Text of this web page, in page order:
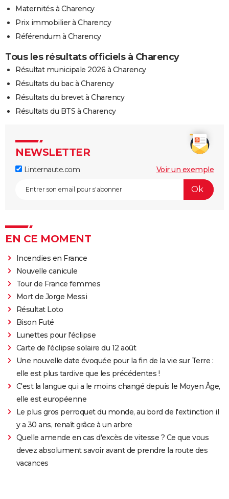
Maternités à Charency
Prix immobilier à Charency
Référendum à Charency
Tous les résultats officiels à Charency
Résultat municipale 2026 à Charency
Résultats du bac à Charency
Résultats du brevet à Charency
Résultats du BTS à Charency
NEWSLETTER
Linternaute.com Voir un exemple
EN CE MOMENT
Incendies en France
Nouvelle canicule
Tour de France femmes
Mort de Jorge Messi
Résultat Loto
Bison Futé
Lunettes pour l'éclipse
Carte de l'éclipse solaire du 12 août
Une nouvelle date évoquée pour la fin de la vie sur Terre :
elle est plus tardive que les précédentes !
C'est la langue qui a le moins changé depuis le Moyen Âge,
elle est européenne
Le plus gros perroquet du monde, au bord de l'extinction il
y a 30 ans, renaît grâce à un arbre
Quelle amende en cas d'excès de vitesse ? Ce que vous
devez absolument savoir avant de prendre la route des
vacances